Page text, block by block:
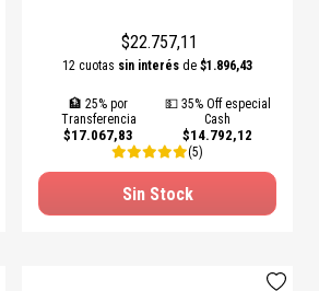
$22.757,11
12 cuotas sin interés de$1.896,43
🏦 25% por
Transferencia
$17.067,83
💵 35% Off especial
Cash
$14.792,12
(5)
Sin Stock